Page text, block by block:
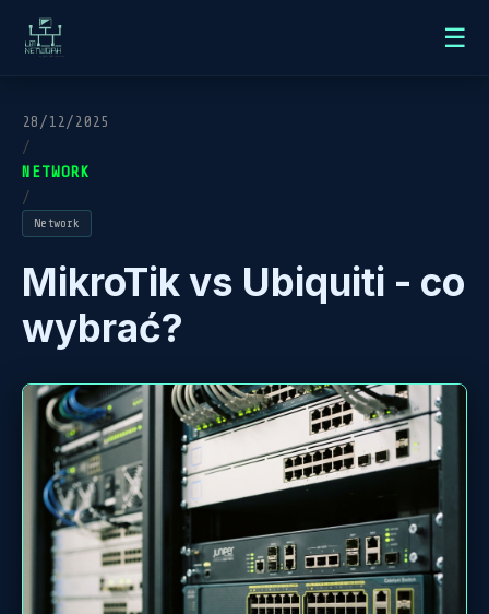
☰
28/12/2025
/
NETWORK
/
Network
MikroTik vs Ubiquiti - co
wybrać?